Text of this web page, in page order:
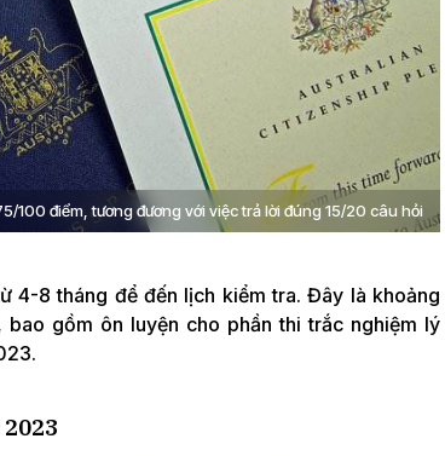
100 điểm, tương đương với việc trả lời đúng 15/20 câu hỏi
4-8 tháng để đến lịch kiểm tra. Đây là khoảng
gồm ôn luyện cho phần thi trắc nghiệm lý